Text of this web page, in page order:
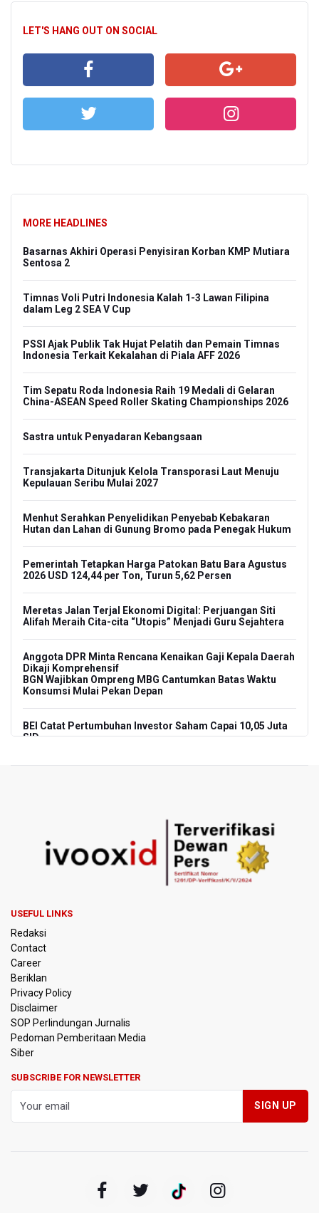
LET'S HANG OUT ON SOCIAL
MORE HEADLINES
Basarnas Akhiri Operasi Penyisiran Korban KMP Mutiara
Sentosa 2
Timnas Voli Putri Indonesia Kalah 1-3 Lawan Filipina
dalam Leg 2 SEA V Cup
PSSI Ajak Publik Tak Hujat Pelatih dan Pemain Timnas
Indonesia Terkait Kekalahan di Piala AFF 2026
Tim Sepatu Roda Indonesia Raih 19 Medali di Gelaran
China-ASEAN Speed Roller Skating Championships 2026
Sastra untuk Penyadaran Kebangsaan
Transjakarta Ditunjuk Kelola Transporasi Laut Menuju
Kepulauan Seribu Mulai 2027
Menhut Serahkan Penyelidikan Penyebab Kebakaran
Hutan dan Lahan di Gunung Bromo pada Penegak Hukum
Pemerintah Tetapkan Harga Patokan Batu Bara Agustus
2026 USD 124,44 per Ton, Turun 5,62 Persen
Meretas Jalan Terjal Ekonomi Digital: Perjuangan Siti
Alifah Meraih Cita-cita “Utopis” Menjadi Guru Sejahtera
Anggota DPR Minta Rencana Kenaikan Gaji Kepala Daerah
Dikaji Komprehensif
BGN Wajibkan Ompreng MBG Cantumkan Batas Waktu
Konsumsi Mulai Pekan Depan
BEI Catat Pertumbuhan Investor Saham Capai 10,05 Juta
SID
Kemkomdigi Targetkan Reaktivasi IGRS Rampung 2026
TNI Gelar Latihan Kesiapsiagaan Penanggulangan
Bencana Gempa Bumi dan Tsunami di Bali
Polisi saat Razia Knalpot Brong
BPS Sebut Sensus Ekonomi 2026 untuk Perbarui Data
Insiden Penembakan Terjadi di Festival Budaya Lembah
Baliem di Papua Pegunungan, Dua Warga Terluka
Kebakaran Hutan dan Lahan Terjadi di Sejumlah Wilayah
di Sumatra, Kalimantan, dan Pulau Jawa
Pemadaman
SEA V Cup 2026: Timnas Voli Putri Indonesia Kalah 0-3
USEFUL LINKS
Redaksi
Contact
Career
Beriklan
Privacy Policy
Disclaimer
SOP Perlindungan Jurnalis
Pedoman Pemberitaan Media
Siber
SUBSCRIBE FOR NEWSLETTER